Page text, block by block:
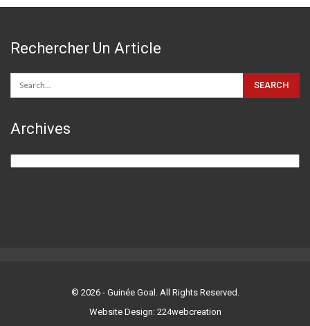
Rechercher Un Article
Archives
© 2026 - Guinée Goal. All Rights Reserved.
Website Design: 224webcreation